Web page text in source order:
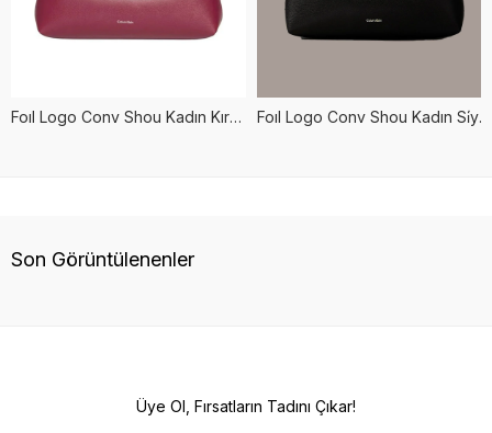
Foıl Logo Conv Shou Kadın Kırmızı Çanta Foıl Logo Conv Shou Kadın Si̇yah Çanta
Son Görüntülenenler
Üye Ol, Fırsatların Tadını Çıkar!